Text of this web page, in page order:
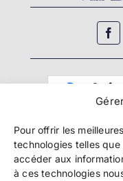
Pour offrir les
technologies telles
accéder aux
à ces technologies